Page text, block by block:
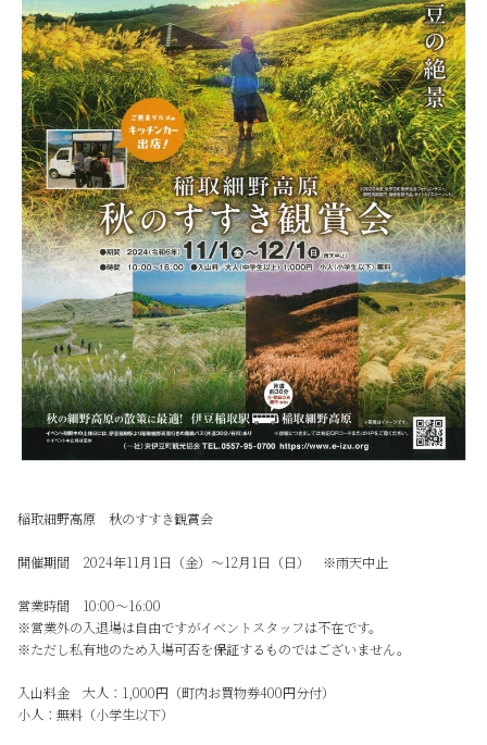
稲取細野高原 秋のすすき観賞会
開催期間 2024年11月1日（金）～12月1日（日） ※雨天中止
営業時間 10:00～16:00
※営業外の入退場は自由ですがイベントスタッフは不在です。
※ただし私有地のため入場可否を保証するものではございません。
入山料金 大人：1,000円（町内お買物券400円分付）
小人：無料（小学生以下）